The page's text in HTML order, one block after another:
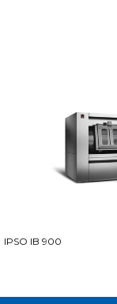
IPSO IB 900